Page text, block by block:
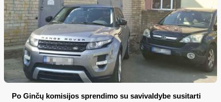
Po Ginčų komisijos sprendimo su savivaldybe susitarti